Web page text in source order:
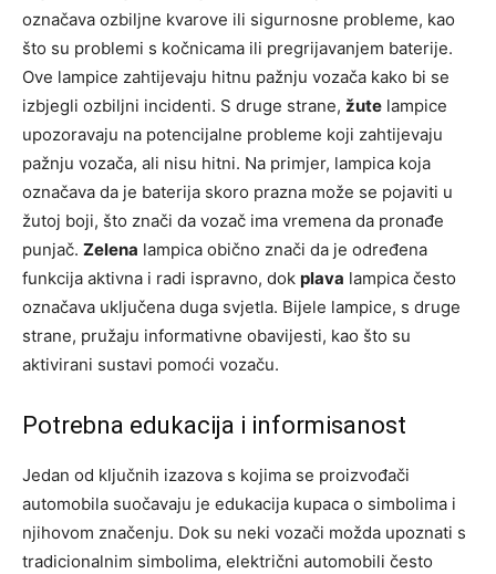
označava ozbiljne kvarove ili sigurnosne probleme, kao
što su problemi s kočnicama ili pregrijavanjem baterije.
Ove lampice zahtijevaju hitnu pažnju vozača kako bi se
izbjegli ozbiljni incidenti. S druge strane, žute lampice
upozoravaju na potencijalne probleme koji zahtijevaju
pažnju vozača, ali nisu hitni. Na primjer, lampica koja
označava da je baterija skoro prazna može se pojaviti u
žutoj boji, što znači da vozač ima vremena da pronađe
punjač. Zelena lampica obično znači da je određena
funkcija aktivna i radi ispravno, dok plava lampica često
označava uključena duga svjetla. Bijele lampice, s druge
strane, pružaju informativne obavijesti, kao što su
aktivirani sustavi pomoći vozaču.
Potrebna edukacija i informisanost
Jedan od ključnih izazova s kojima se proizvođači
automobila suočavaju je edukacija kupaca o simbolima i
njihovom značenju. Dok su neki vozači možda upoznati s
tradicionalnim simbolima, električni automobili često